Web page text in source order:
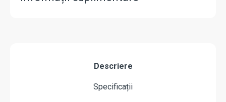
Descriere
Specificații